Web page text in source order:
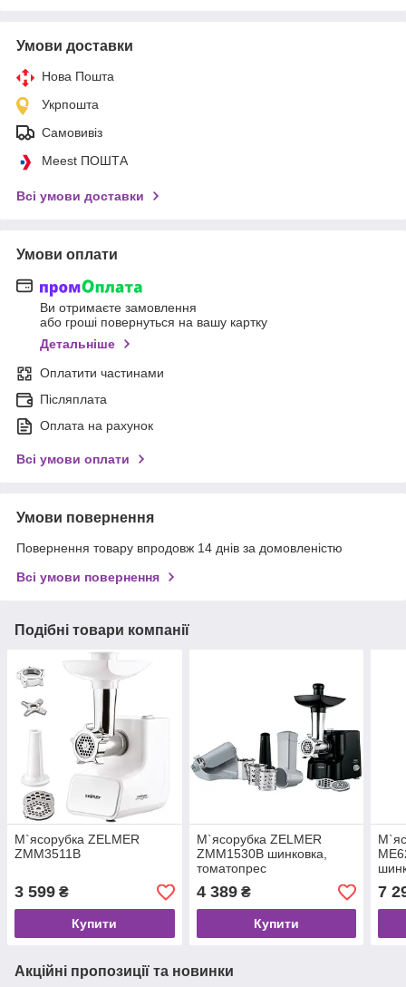
Умови доставки
Нова Пошта
Укрпошта
Самовивіз
Meest ПОШТА
Всі умови доставки
Умови оплати
Ви отримаєте замовлення
або гроші повернуться на вашу картку
Детальніше
Оплатити частинами
Післяплата
Оплата на рахунок
Всі умови оплати
Умови повернення
Повернення товару впродовж 14 днів за домовленістю
Всі умови повернення
Подібні товари компанії
М`ясорубка ZELMER
ZMM3511B
3 599 ₴
Купити
М`ясорубка ZELMER
ZMM1530B шинковка,
томатопрес
4 389₴
Купити
7
Акційні пропозиції та новинки